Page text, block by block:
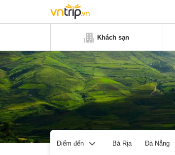
Khách sạn
Điểm đến Bà Rịa Đà Nẵng